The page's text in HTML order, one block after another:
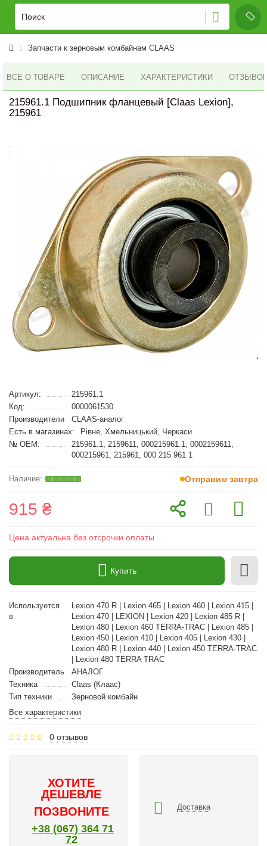
Запчасти к зерновым комбайнам CLAAS
ВСЕ О ТОВАРЕ ОПИСАНИЕ ХАРАКТЕРИСТИКИ ОТЗЫВОВ
215961.1 Подшипник фланцевый [Claas Lexion],
215961
Артикул:
215961.1
Код:
0000061530
Производители
CLAAS-аналог
Есть в магазинах:
Рівне, Хмельницький, Черкаси
№ OEM:
215961.1, 2159611, 000215961.1, 0002159611,
000215961, 215961, 000 215 961 1
Отправим завтра
915 ₴
Цена актуальна без отсрочки оплаты
Купить
Используется
в
Lexion 470 R | Lexion 465 | Lexion 460 | Lexion 415 |
Lexion 470 | LEXION | Lexion 420 | Lexion 485 R |
Lexion 480 | Lexion 460 TERRA-TRAC | Lexion 485 |
Lexion 450 | Lexion 410 | Lexion 405 | Lexion 430 |
Lexion 480 R | Lexion 440 | Lexion 450 TERRA-TRAC
| Lexion 480 TERRA TRAC
Производитель
АНАЛОГ
Техника
Claas (Клаас)
Тип техники
Зерновой комбайн
Все характеристики
0 отзывов
ХОТИТЕ
ДЕШЕВЛЕ
ПОЗВОНИТЕ
+38 (067) 364 71
72
Доставка